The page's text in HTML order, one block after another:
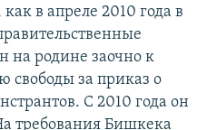
в апреле 2010 года в
на родине заочно к
за приказ о
С 2010 года он
требования Бишкека